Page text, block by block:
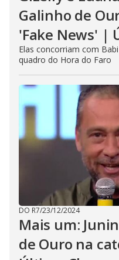
Galinho de
'Fake News' |
Elas concorriam com
quadro do Hora do Faro
DO R7/23/12/2024
Mais um:
de Ouro na